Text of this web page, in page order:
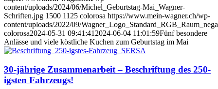
content/uploads/2024/06/Michel_Geburtstag-Mai_Wagner-
Schriften.jpg 1500 1125 colorosa https://www.mein-wagner.ch/wp-
content/uploads/2022/09/
colorosa2024-05-31 09:41:412024-06-04 11:01:59Fünf besondere
Anlässe und viele köstliche Kuchen zum Geburtstag im Mai
30-jährige Zusammenarbeit – Beschriftung des 250-
igsten Fahrzeugs!